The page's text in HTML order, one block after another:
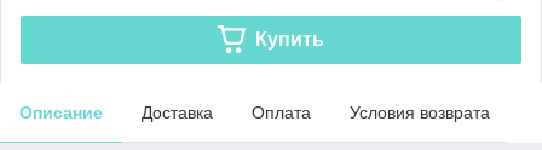
Купить
Описание Доставка Оплата Условия возврата